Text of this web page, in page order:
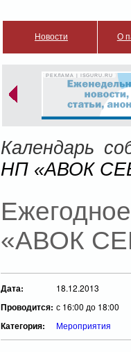
Новости О
РЕКЛАМА | ISGURU.RU
Календарь
НП «АВОК
«АВОК
Дата: 18.12.2013
Проводится: с 16:00 до 18:00
Категория: Мероприятия